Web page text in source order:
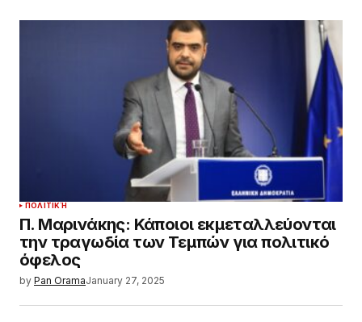
ΠΟΛΙΤΙΚΉ
Π. Μαρινάκης: Κάποιοι εκμεταλλεύονται
την τραγωδία των Τεμπών για πολιτικό
όφελος
by Pan OramaJanuary 27, 2025